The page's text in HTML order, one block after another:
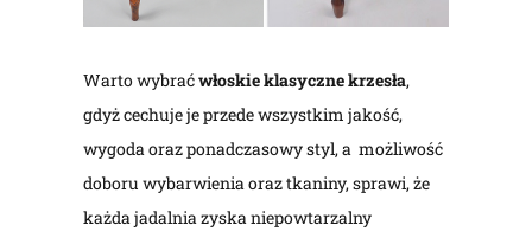
Warto wybraćwłoskie klasyczne krzesła,
gdyż cechuje je przede wszystkim jakość,
wygoda oraz ponadczasowy styl, a możliwość
doboru wybarwienia oraz tkaniny, sprawi, że
każda jadalnia zyska niepowtarzalny